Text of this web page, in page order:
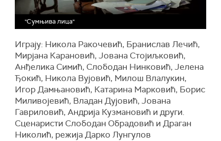
"Сумњива лица"
Играју: Никола Ракочевић, Бранислав Лечић,
Мирјана Карановић, Јована Стојиљковић,
Анђелика Симић, Слободан Нинковић, Јелена
Ђокић, Никола Вујовић, Милош Влалукин,
Игор Дамњановић, Катарина Марковић, Борис
Миливојевић, Владан Дујовић, Јована
Гавриловић, Андрија Кузмановић и други.
Сценаристи Слободан Обрадовић и Драган
Николић, режија Дарко Лунгулов